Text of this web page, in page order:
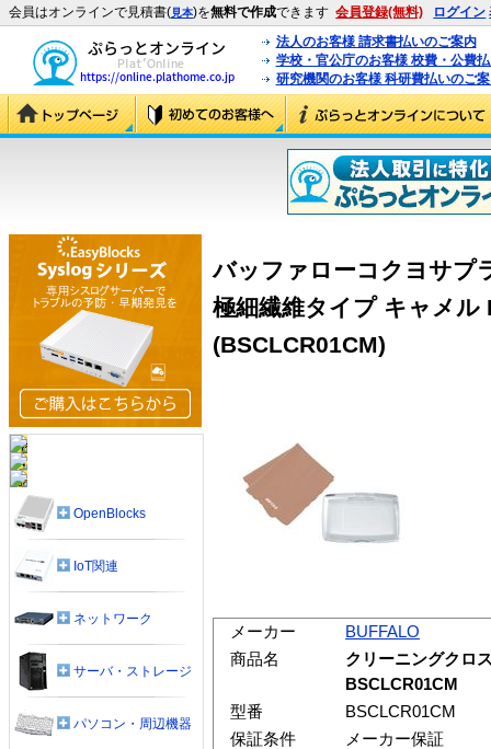
会員はオンラインで見積書(見本)を無料で作成できます 会員登録(無料) ログイン
法人のお客様 請求書払いのご案内
学校・官公庁のお客様 校費・公費
研究機関のお客様 科研費払いのご
バッファローコクヨサプ
極細繊維タイプ キャメル
(BSCLCR01CM)
メーカー
BUFFALO
商品名
クリーニングクロ
BSCLCR01CM
型番
BSCLCR01CM
保証条件
メーカー保証
OpenBlocks
IoT関連
ネットワーク
サーバ・ストレージ
パソコン・周辺機器